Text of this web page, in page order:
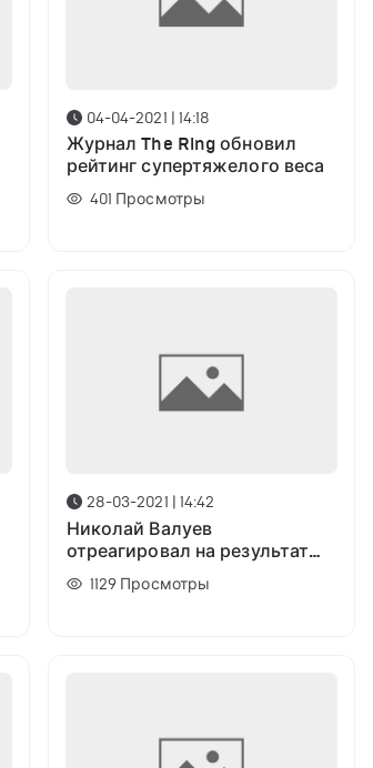
04-04-2021 | 14:18
Журнал The Ring обновил
рейтинг супертяжелого веса
401 Просмотры
28-03-2021 | 14:42
Николай Валуев
отреагировал на результат
боя Поветкин - Уайт
1129 Просмотры